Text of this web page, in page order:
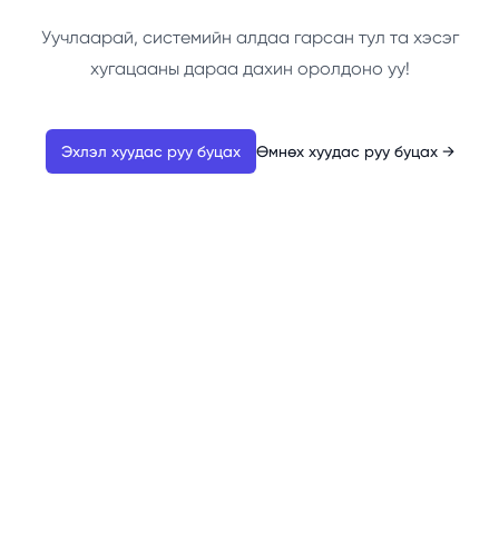
Уучлаарай, системийн алдаа гарсан тул та хэсэг
хугацааны дараа дахин оролдоно уу!
Эхлэл хуудас руу буцах Өмнөх хуудас руу буцах →